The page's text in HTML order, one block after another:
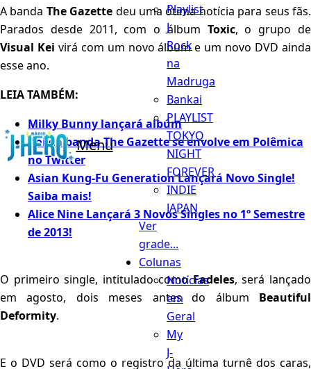
Menu
Playlist
J
Rock
na
Madruga
Bankai
PLAYLIST
TOKYO
NIGHT
FOREVER
INDIE
JAPAN
Ver
grade...
Colunas
Notícias
em
Geral
My
J-
A banda The Gazette deu uma ótima notícia para seus fãs.
Parados desde 2011, com o álbum Toxic, o grupo de
Visual Kei virá com um novo álbum e um novo DVD ainda
esse ano.
LEIA TAMBÉM:
Milky Bunny lançará albúm
Aoi da banda The Gazette se envolve em Polêmica
no Twitter
Asian Kung-Fu Generation Lançará Novo Single!
Saiba mais!
Alice Nine Lançará 3 Novos Singles no 1º Semestre
de 2013!
O primeiro single, intitulado comoFadeles, será lançado
em agosto, dois meses antes do álbum Beautiful
Deformity.
E o DVD será como o registro da última turnê dos caras,